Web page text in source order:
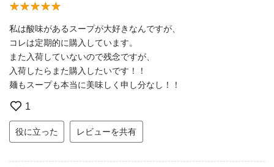
私は酸味があるスープが大好きなんですが、
コレは定期的に購入しています。
また入荷していないので残念ですが、
入荷したらまた購入したいです！！
麺もスープも本当に美味しく申し分なし！！
1
役に立った レビューを共有